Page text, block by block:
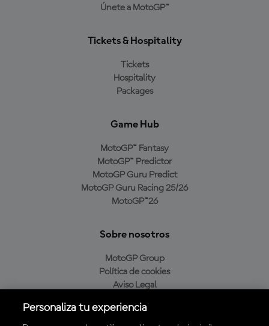
Únete a MotoGP™
Tickets & Hospitality
Tickets
Hospitality
Packages
Game Hub
MotoGP™ Fantasy
MotoGP™ Predictor
MotoGP Guru Predict
MotoGP Guru Racing 25/26
MotoGP™26
Sobre nosotros
MotoGP Group
Política de cookies
Aviso Legal
Política de compra
Personaliza tu experiencia